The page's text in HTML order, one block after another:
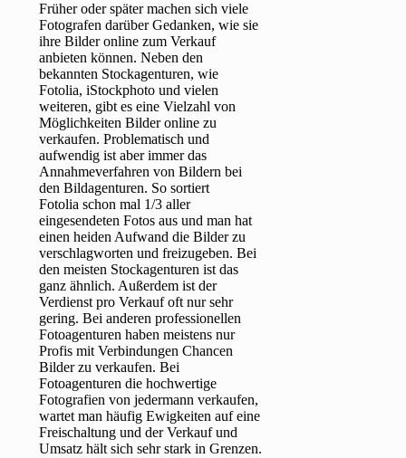
Früher oder später machen sich viele
Fotografen darüber Gedanken, wie sie
ihre Bilder online zum Verkauf
anbieten können. Neben den
bekannten Stockagenturen, wie
Fotolia, iStockphoto und vielen
weiteren, gibt es eine Vielzahl von
Möglichkeiten Bilder online zu
verkaufen. Problematisch und
aufwendig ist aber immer das
Annahmeverfahren von Bildern bei
den Bildagenturen. So sortiert
Fotolia schon mal 1/3 aller
eingesendeten Fotos aus und man hat
einen heiden Aufwand die Bilder zu
verschlagworten und freizugeben. Bei
den meisten Stockagenturen ist das
ganz ähnlich. Außerdem ist der
Verdienst pro Verkauf oft nur sehr
gering. Bei anderen professionellen
Fotoagenturen haben meistens nur
Profis mit Verbindungen Chancen
Bilder zu verkaufen. Bei
Fotoagenturen die hochwertige
Fotografien von jedermann verkaufen,
wartet man häufig Ewigkeiten auf eine
Freischaltung und der Verkauf und
Umsatz hält sich sehr stark in Grenzen.